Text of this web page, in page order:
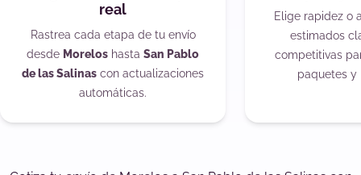
real
Rastrea cada etapa de tu envío
desde Morelos hasta San Pablo
de las Salinas con actualizaciones
automáticas.
Elige rapidez o
estimados
competitivas
paquetes y